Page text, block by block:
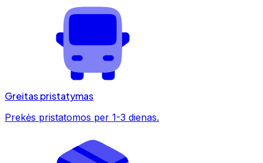
Greitas pristatymas
Prekės pristatomos per 1-3 dienas.